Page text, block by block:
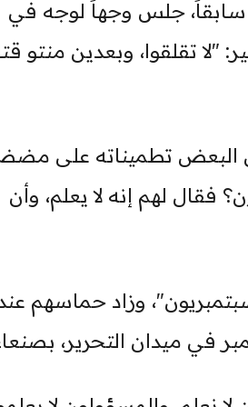
جلس وجهاً لوجه في
"لا تقلقوا، وبعدين منتو
البعض تطميناته على
لهم إنه لا يعلم، وأن
وزاد حماسهم
في ميدان التحرير،